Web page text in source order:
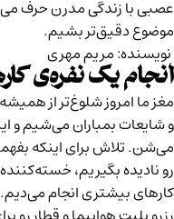
عصبی با زندگی مدرن حرف
موضوع دقیق‌تر بشیم.
نویسنده: مریم مهری
انجام یک ‌نفره‌ی
مغز ما امروز شلوغ‌تر از
و شایعات بمباران می‌شیم و
می‌شن. تلاش برای اینکه
رو نادیده بگیریم،
کارهای بیشتری انجام